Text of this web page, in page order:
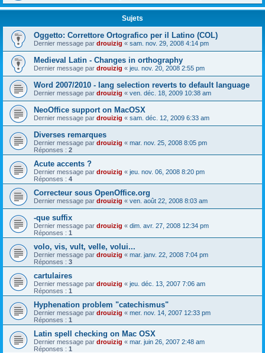
Sujets
Oggetto: Correttore Ortografico per il Latino (COL)
Dernier message par drouizig « sam. nov. 29, 2008 4:14 pm
Medieval Latin - Changes in orthography
Dernier message par drouizig « jeu. nov. 20, 2008 2:55 pm
Word 2007/2010 - lang selection reverts to default language
Dernier message par drouizig « ven. déc. 18, 2009 10:38 am
NeoOffice support on MacOSX
Dernier message par drouizig « sam. déc. 12, 2009 6:33 am
Diverses remarques
Dernier message par drouizig « mar. nov. 25, 2008 8:05 pm
Réponses : 2
Acute accents ?
Dernier message par drouizig « jeu. nov. 06, 2008 8:20 pm
Réponses : 4
Correcteur sous OpenOffice.org
Dernier message par drouizig « ven. août 22, 2008 8:03 am
-que suffix
Dernier message par drouizig « dim. avr. 27, 2008 12:34 pm
Réponses : 1
volo, vis, vult, velle, volui...
Dernier message par drouizig « mar. janv. 22, 2008 7:04 pm
Réponses : 3
cartulaires
Dernier message par drouizig « jeu. déc. 13, 2007 7:06 am
Réponses : 1
Hyphenation problem "catechismus"
Dernier message par drouizig « mer. nov. 14, 2007 12:33 pm
Réponses : 1
Latin spell checking on Mac OSX
Dernier message par drouizig « mar. juin 26, 2007 2:48 am
Réponses : 1